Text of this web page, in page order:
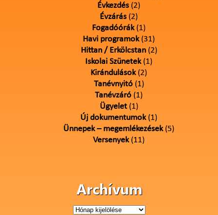
Évkezdés (2)
Évzárás (2)
Fogadóórák(1)
Havi programok(31)
Hittan / Erkölcstan(2)
Iskolai Szünetek(1)
Kirándulások(2)
Tanévnyitó(1)
Tanévzáró (1)
Ügyelet(1)
Új dokumentumok(1)
Ünnepek – megemlékezések(5)
Versenyek(11)
Archívum
Archívum